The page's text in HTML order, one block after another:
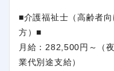
■介護福祉士（高齢者
方）■
月給：282,500円～（
業代別途支給）